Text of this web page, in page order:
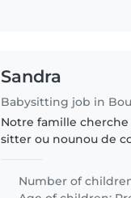
Sandra
Notre famille cherche
sitter ou nounou de
d'âge préscolaire. Elle
enfant pleine
Number of